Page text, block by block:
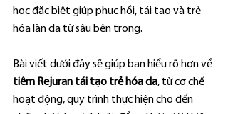
học đặc biệt giúp phục hồi, tái tạo và trẻ
hóa làn da từ sâu bên trong.
Bài viết dưới đây sẽ giúp bạn hiểu rõ hơn về
tiêm Rejuran tái tạo trẻ hóa da, từ cơ chế
hoạt động, quy trình thực hiện cho đến